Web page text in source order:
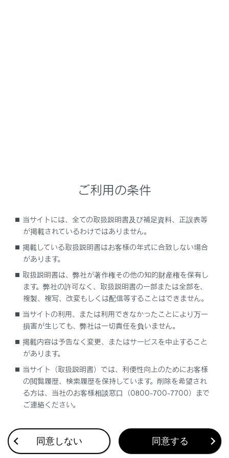
経由地を追加する
電話帳から目的地を検索する
スマートフォンから目的地を設定する
合わせて見られているページ
ドライブレコーダー
VICS・交通情報
ご利用の条件
当サイトには、全ての取扱説明書及び補足資料、正誤表等
が掲載されているわけではありません。
掲載している取扱説明書はお客様の年式に合致しない場合
があります。
取扱説明書は、弊社が著作権その他の知的財産権を保有し
ます。弊社の許可なく、取扱説明書の一部または全部を、
複製、複写、改変もしくは配信等することはできません。
当サイトの利用、または利用できなかったことにより万一
損害が生じても、弊社は一切責任を負いません。
掲載内容は予告なく変更、またはサービスを中止すること
があります。
当サイト（取扱説明書）では、利便性向上のためにお客様
の閲覧履歴、検索履歴を保持しています。削除を希望され
る方は、当社のお客様相談窓口（0800-700-7700）まで
ご連絡ください。
同意しない 同意する